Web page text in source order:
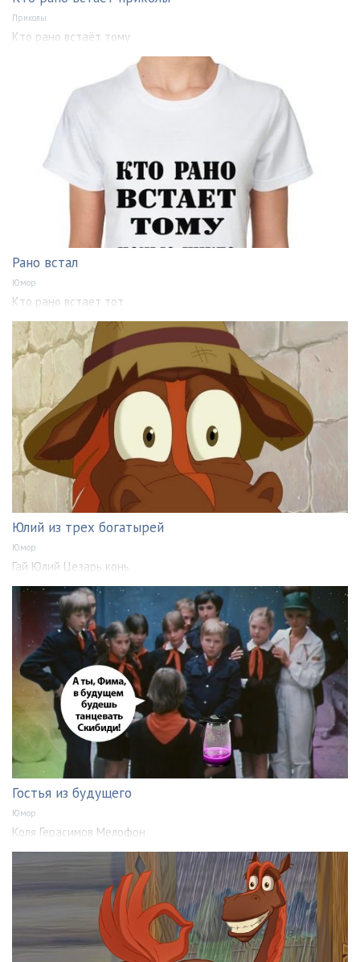
Приколы
Кто рано встаёт тому
Рано встал
Юмор
Кто рано встает тот
Юлий из трех богатырей
Юмор
Гай Юлий Цезарь конь
Гостья из будущего
Юмор
Коля Герасимов Мелофон